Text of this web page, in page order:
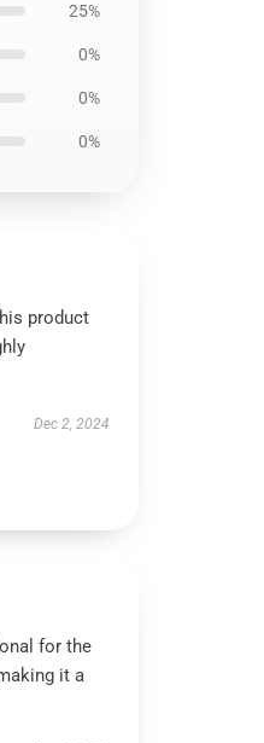
25%
0%
0%
0%
product
Dec 2, 2024
for the
it a